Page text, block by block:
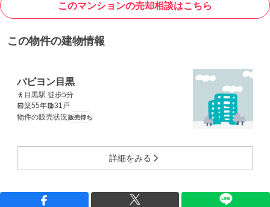
このマンションの売却相談はこちら
この物件の建物情報
パビヨン目黒
目黒駅 徒歩5分
築55年
31戸
物件の販売状況販売待ち
詳細をみる